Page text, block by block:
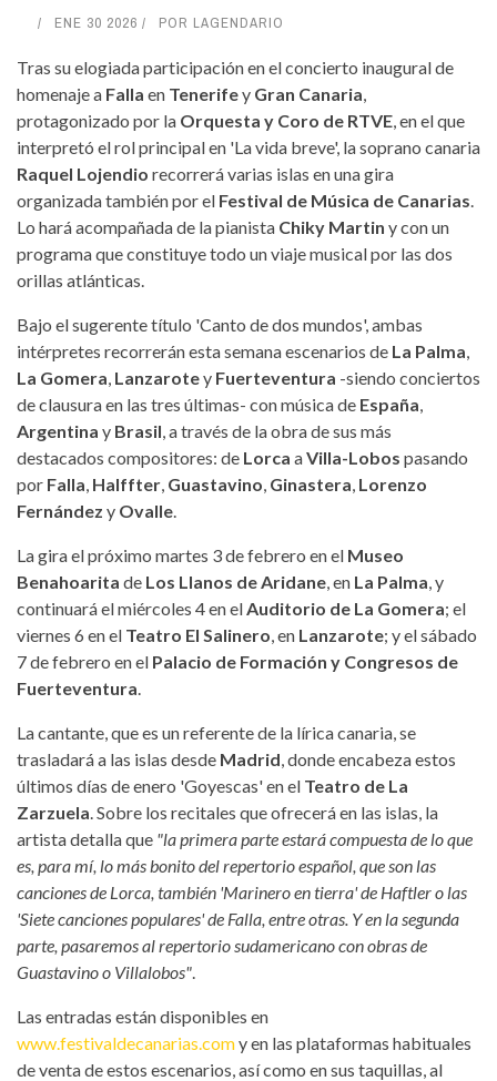
ENE 30 2026 POR LAGENDARIO
Tras su elogiada participación en el concierto inaugural de
homenaje a Falla en Tenerifey Gran Canaria,
protagonizado por la Orquesta y Coro de RTVE, en el que
interpretó el rol principal en 'La vida breve', la soprano canaria
Raquel Lojendio recorrerá varias islas en una gira
organizada también por el Festival de Música de Canarias.
Lo hará acompañada de la pianista Chiky Martin y con un
programa que constituye todo un viaje musical por las dos
orillas atlánticas.
Bajo el sugerente título 'Canto de dos mundos', ambas
intérpretes recorrerán esta semana escenarios de La Palma,
La Gomera, Lanzarotey Fuerteventura -siendo conciertos
de clausura en las tres últimas- con música de España,
Argentina y Brasil, a través de la obra de sus más
destacados compositores: de Lorca aVilla-Lobos pasando
por Falla, Halffter, Guastavino, Ginastera, Lorenzo
Fernández y Ovalle.
La gira el próximo martes 3 de febrero en el Museo
Benahoarita de Los Llanos de Aridane, en La Palma, y
continuará el miércoles 4 en elAuditorio de La Gomera; el
viernes 6 en el Teatro El Salinero, en Lanzarote; y el sábado
7 de febrero en el Palacio de Formación y Congresos de
Fuerteventura.
La cantante, que es un referente de la lírica canaria, se
trasladará a las islas desde Madrid, donde encabeza estos
últimos días de enero 'Goyescas' en el Teatro de La
Zarzuela. Sobre los recitales que ofrecerá en las islas, la
artista detalla que "la primera parte estará compuesta de lo que
es, para mí, lo más bonito del repertorio español, que son las
canciones de Lorca, también 'Marinero en tierra' de Haftler o las
'Siete canciones populares' de Falla, entre otras. Y en la segunda
parte, pasaremos al repertorio sudamericano con obras de
Guastavino o Villalobos".
Las entradas están disponibles en
www.festivaldecanarias.comy en las plataformas habituales
de venta de estos escenarios, así como en sus taquillas, al